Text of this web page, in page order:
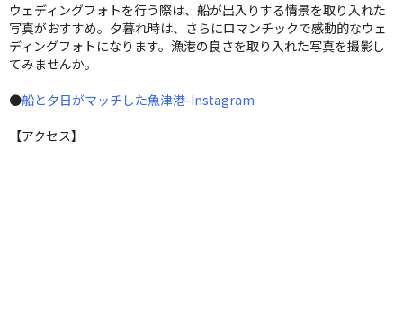
ウェディングフォトを行う際は、船が出入りする情景を取り入れた
写真がおすすめ。夕暮れ時は、さらにロマンチックで感動的なウェ
ディングフォトになります。漁港の良さを取り入れた写真を撮影し
てみませんか。
●船と夕日がマッチした魚津港-Instagram
【アクセス】